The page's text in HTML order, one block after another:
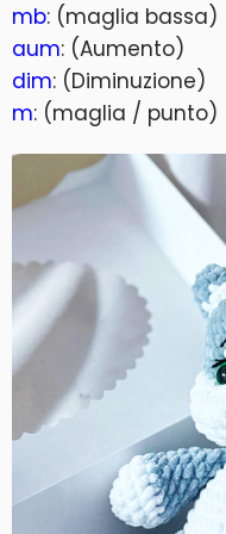
mb: (maglia bassa)
aum: (Aumento)
dim: (Diminuzione)
m: (maglia / punto)